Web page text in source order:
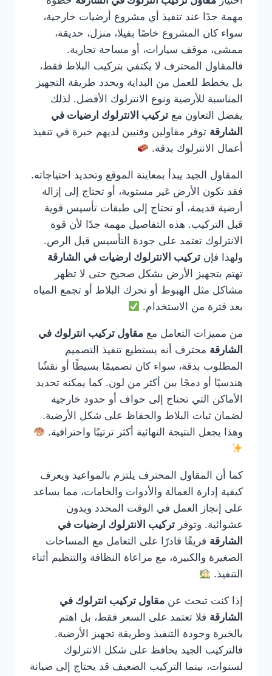
مهمة جدًا عند تنفيذ أي مشروع أرضيات خارجية،
سواء كان المشروع خاصًا بفيلا، منزل، حديقة،
ممشى، موقف سيارات، أو مساحة تجارية.
فالمقاول المحترف لا يكتفي بتركيب البلاط فقط،
بل يخطط للعمل من البداية ويحدد طريقة التجهيز
المناسبة للأرضية ونوع الانترلوك الأفضل. لذلك
يفضل التعاون مع تركيب الانترلوك ارضيات في
الشارقة توفر مقاولين وفنيين لديهم خبرة في تنفيذ
أعمال الانترلوك بدقة.
المقاول الجيد يبدأ بمعاينة الموقع وتحديد احتياجاته.
فقد تكون الأرض غير مستوية، أو تحتاج إلى إزالة
أرضية قديمة، أو تحتاج إلى طبقات تأسيس قوية
قبل التركيب. هذه التفاصيل مهمة جدًا لأن قوة
الانترلوك تعتمد على جودة التأسيس قبل الرص.
ولهذا فإن تركيب الانترلوك ارضيات في الشارقة
تهتم بتجهيز الأرض بشكل صحيح حتى لا تظهر
مشاكل مثل الهبوط أو تحرك البلاط أو تجمع المياه
بعد فترة من الاستخدام.
من مميزات التعامل مع مقاول تركيب انترلوك في
الشارقة محترف أنه يستطيع تنفيذ التصميم
المطلوب بدقة، سواء كان تصميمًا بسيطًا أو نقشًا
هندسيًا أو دمجًا بين أكثر من لون. كما يمكنه تحديد
الأماكن التي تحتاج إلى حواف أو حدود خارجية
لضمان ثبات البلاط والحفاظ على شكل الأرضية.
وهذا يجعل النتيجة النهائية أكثر ترتيبًا واحترافية.
كما أن المقاول المحترف يلتزم بالمواعيد ويعرف
كيفية إدارة العمالة والأدوات والخامات، مما يساعد
على إنجاز العمل في الوقت المحدد وبدون
عشوائية. وتوفر تركيب الانترلوك ارضيات في
الشارقة فريقًا قادرًا على التعامل مع المساحات
الصغيرة والكبيرة، مع مراعاة النظافة والتنظيم أثناء
التنفيذ.
إذا كنت تبحث عن مقاول تركيب انترلوك في
الشارقة فلا تعتمد على السعر فقط، بل اهتم
بالخبرة وجودة التنفيذ وطريقة تجهيز الأرضية.
فالتركيب الجيد يحافظ على شكل الانترلوك
لسنوات، بينما التركيب الضعيف قد يحتاج إلى صيانة